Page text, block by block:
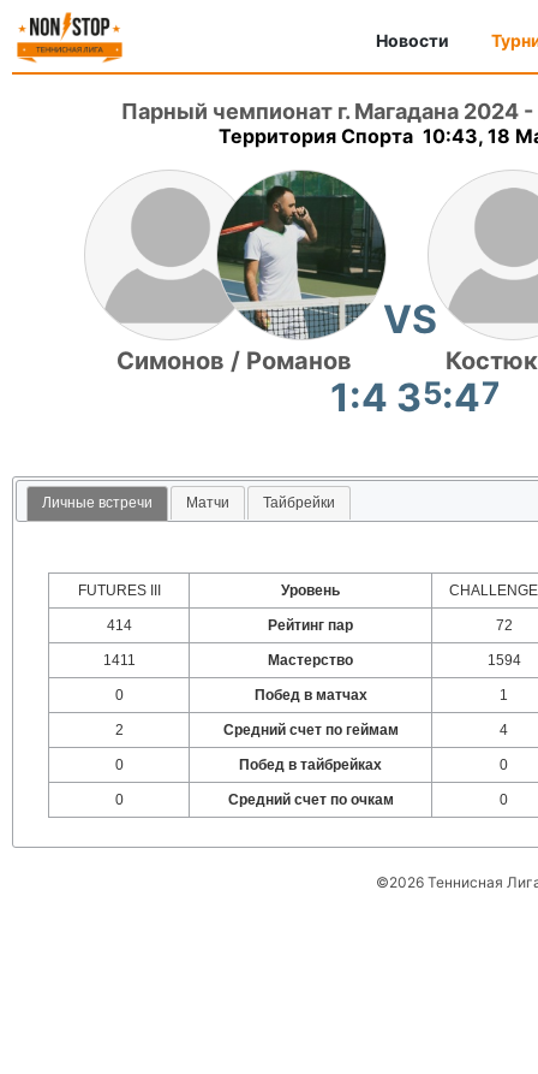
Новости
Парный чемпионат г. Магадана 2024 -
Территория Спорта 10:43, 18
Симонов / Романов
VS
1:4 35:47
Личные встречи Матчи Тайбрейки
FUTURES III Уровень
414 Рейтинг пар 72
1411 Мастерство 1594
0 Побед в матчах 1
2 Средний счет по геймам 4
0 Побед в тайбрейках 0
0 Средний счет по очкам 0
©2026 Теннисная